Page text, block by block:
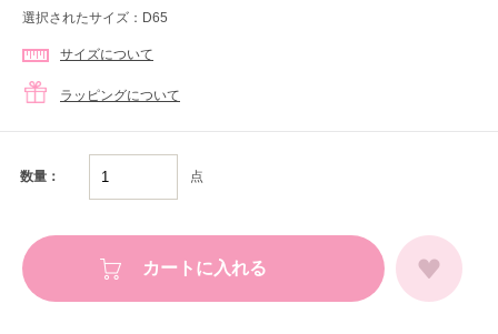
選択されたサイズ：D65
サイズについて
ラッピングについて
数量： 点
カートに入れる